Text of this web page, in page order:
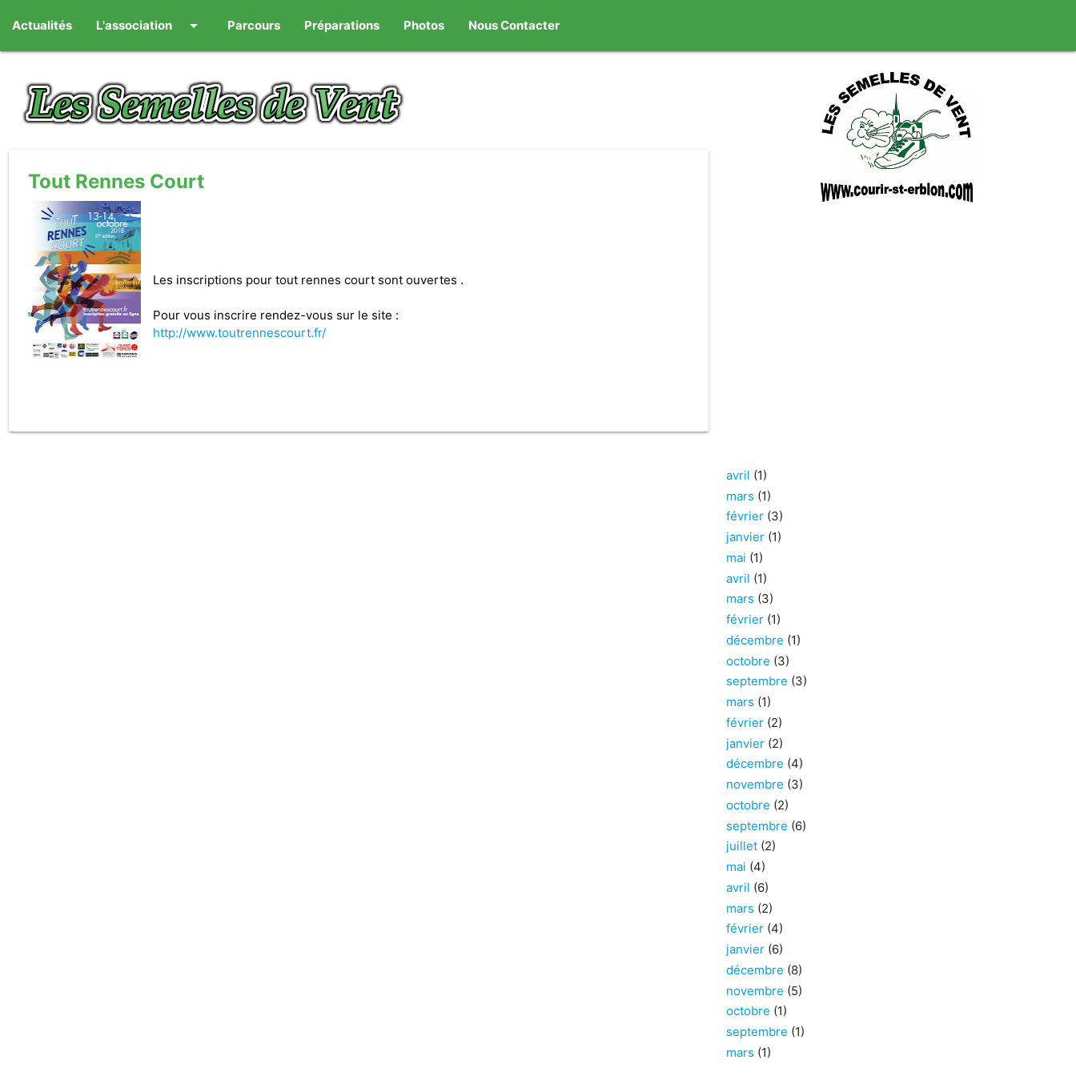
Actualités L'association arrow_drop_down Parcours Préparations Photos Nous Contacter
Tout Rennes Court
Les inscriptions pour tout rennes court sont ouvertes .
Pour vous inscrire rendez-vous sur le site :
http://www.toutrennescourt.fr/
avril (1)
mars (1)
février (3)
janvier (1)
mai (1)
avril (1)
mars (3)
février (1)
décembre (1)
octobre (3)
septembre (3)
mars (1)
février (2)
janvier (2)
décembre (4)
novembre (3)
octobre (2)
septembre (6)
juillet (2)
mai (4)
avril (6)
mars (2)
février (4)
janvier (6)
décembre (8)
novembre (5)
octobre (1)
septembre (1)
mars (1)